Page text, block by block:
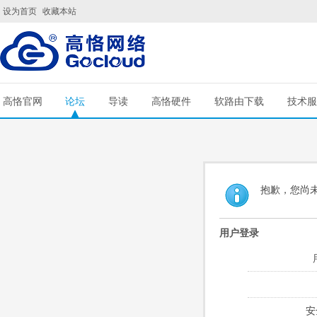
设为首页 收藏本站
高恪官网 论坛 导读 高恪硬件 软路由下载 技术
抱歉，您尚
用户登录